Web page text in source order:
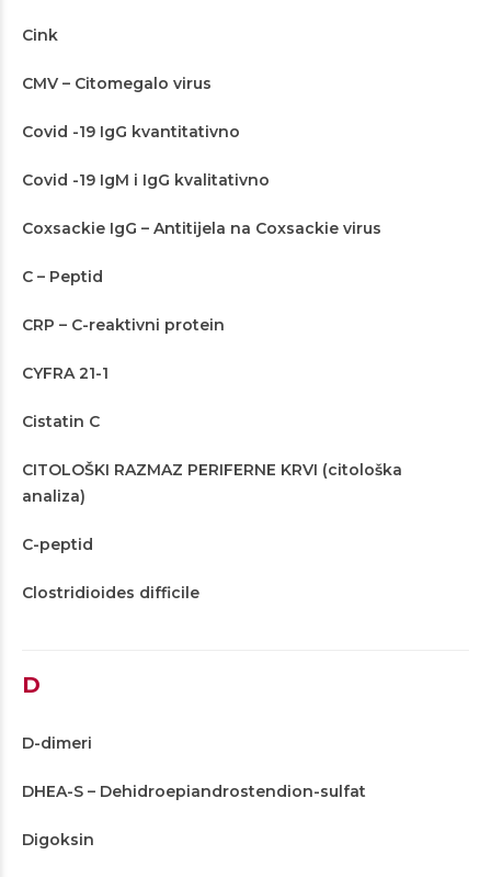
Cink
CMV – Citomegalo virus
Covid -19 IgG kvantitativno
Covid -19 IgM i IgG kvalitativno
Coxsackie IgG – Antitijela na Coxsackie virus
C – Peptid
CRP – C-reaktivni protein
CYFRA 21-1
Cistatin C
CITOLOŠKI RAZMAZ PERIFERNE KRVI (citološka
analiza)
C-peptid
Clostridioides difficile
D
D-dimeri
DHEA-S – Dehidroepiandrostendion-sulfat
Digoksin